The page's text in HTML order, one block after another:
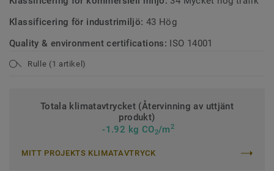
Klassificering för industrimiljö: 43 Hög
Quality & environment certifications: ISO 14001
Rulle (1 artikel)
Totala klimatavtrycket (Återvinning av uttjänt
produkt)
-1.92 kg CO2/m2
MITT PROJEKTS KLIMATAVTRYCK